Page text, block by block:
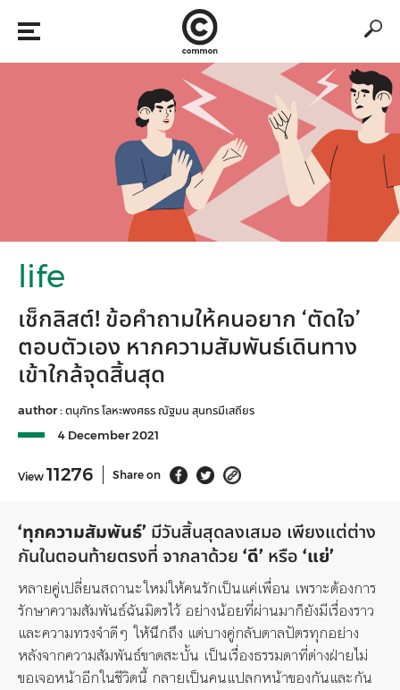
life
เช็กลิสต์! ข้อคำถามให้คนอยาก ‘ตัดใจ’
ตอบตัวเอง หากความสัมพันธ์เดินทาง
เข้าใกล้จุดสิ้นสุด
author :ตนุภัทร โลหะพงศธร ณัฐมน สุนทรมีเสถียร
4 December 2021
View 11276 Share on
‘ทุกความสัมพันธ์’ มีวันสิ้นสุดลงเสมอ เพียงแต่ต่าง
กันในตอนท้ายตรงที่ จากลาด้วย ‘ดี’ หรือ ‘แย่’
หลายคู่เปลี่ยนสถานะใหม่ให้คนรักเป็นแค่เพื่อน เพราะต้องการ
รักษาความสัมพันธ์ฉันมิตรไว้ อย่างน้อยที่ผ่านมาก็ยังมีเรื่องราว
และความทรงจำดีๆ ให้นึกถึง แต่บางคู่กลับตาลปัตรทุกอย่าง
หลังจากความสัมพันธ์ขาดสะบั้น เป็นเรื่องธรรมดาที่ต่างฝ่ายไม่
ขอเจอหน้าอีกในชีวิตนี้ กลายเป็นคนแปลกหน้าของกันและกัน